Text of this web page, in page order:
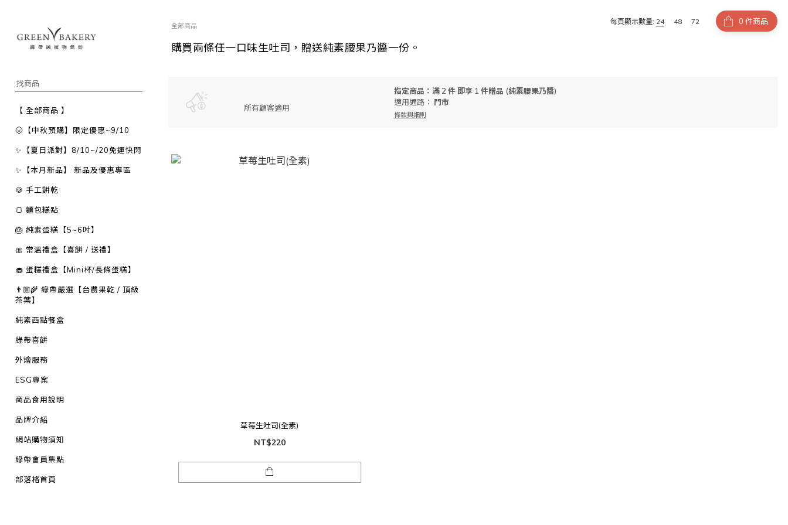
【 全部商品 】
🌝【中秋預購】限定優惠~9/10
✨【夏日派對】8/10~/20免運快閃
✨【本月新品】 新品及優惠專區
🍪 手工餅乾
🍞 麵包糕點
🎂 純素蛋糕【5~6吋】
🎀 常溫禮盒【喜餅 / 送禮】
🧁 蛋糕禮盒【Mini杯/長條蛋糕】
👨🏼‍🌾 綠帶嚴選【台農果乾 / 頂級
茶葉】
純素西點餐盒
綠帶喜餅
外燴服務
ESG專案
商品食用說明
品牌介紹
網站購物須知
綠帶會員集點
部落格首頁
件商品
全部商品
購買兩條任一口味生吐司，贈送純素腰果乃醬一份。
每頁顯示數量: 24 48 72
所有顧客適用
指定商品：滿 2 件 即享 1 件贈品 (純素腰果乃醬)
適用通路： 門市
條款與細則
草莓生吐司(全素)
NT$220